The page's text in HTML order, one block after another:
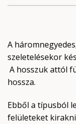
A
szeletelésekor
A hosszuk attól
hossza.
Ebből a típusból
felületeket